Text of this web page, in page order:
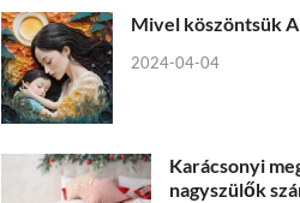
Mivel köszöntsük
2024-04-04
Karácsonyi
nagyszülők